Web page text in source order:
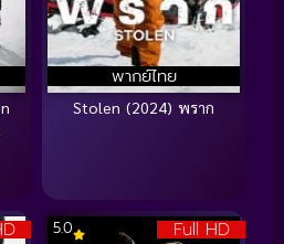
พากย์ไทย
Stolen (2024) พราก
Full HD
5.0